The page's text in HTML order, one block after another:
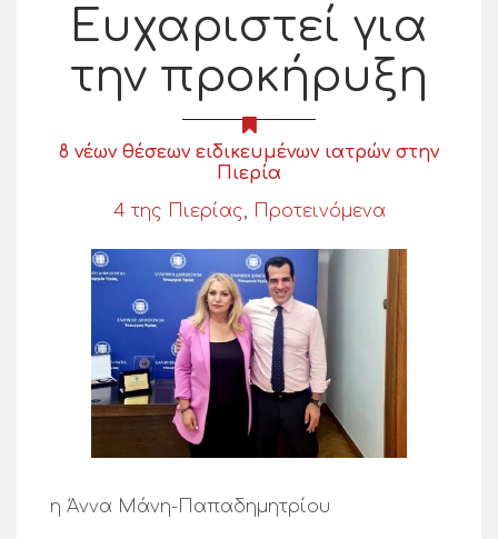
Ευχαριστεί για
την προκήρυξη
8 νέων θέσεων ειδικευμένων ιατρών στην
Πιερία
4 της Πιερίας, Προτεινόμενα
η Άννα Μάνη-Παπαδημητρίου